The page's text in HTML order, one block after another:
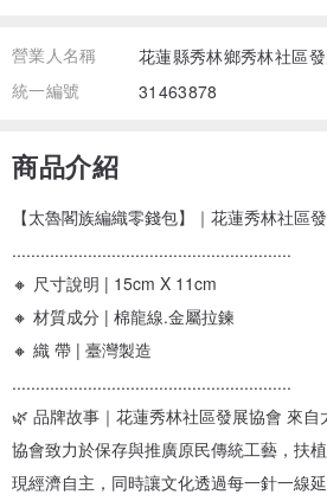
營業人名稱
花蓮縣秀林鄉秀林社區
統一編號
31463878
商品介紹
【太魯閣族編織零錢包】｜花蓮秀林社區
...........................................................
🔸 尺寸說明 | 15cm X 11cm
🔸 材質成分 | 棉龍線.金屬拉鍊
🔸 織 帶 | 臺灣製造
...........................................................
🌿 品牌故事｜花蓮秀林社區發展協會 來自
協會致力於保存與推廣原民傳統工藝，扶
現經濟自主，同時讓文化透過每一針一線